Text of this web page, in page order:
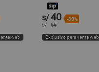
web
s/40 -38%
s/ 65
Exclusivo para venta web